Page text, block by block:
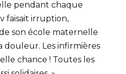
pendant chaque
faisait irruption,
son école maternelle
douleur. Les infirmières
chance ! Toutes les